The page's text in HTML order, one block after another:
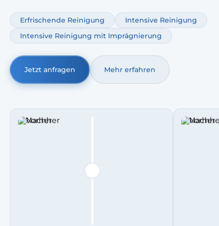
Ergänzend ist ein Ledersofa Pflege Service möglich, damit
das Leder geschmeidig bleibt und länger gut aussieht.
Erfrischende Reinigung
Intensive Reinigung
Intensive Reinigung mit Imprägnierung
Jetzt anfragen Mehr erfahren